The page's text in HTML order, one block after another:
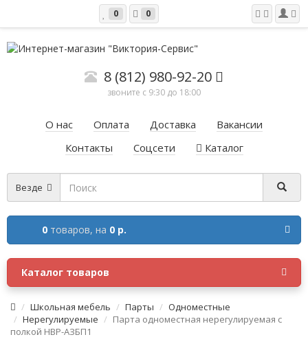
0 0
8 (812) 980-92-20
звоните с 9:30 до 18:00
О нас Оплата Доставка
Вакансии
Контакты
Соцсети Каталог
Везде
0 товаров, на 0 р.
Каталог товаров
Школьная мебель Парты
Одноместные
Нерегулируемые
Парта одноместная нерегулируемая с
полкой НВР-АЗБП1